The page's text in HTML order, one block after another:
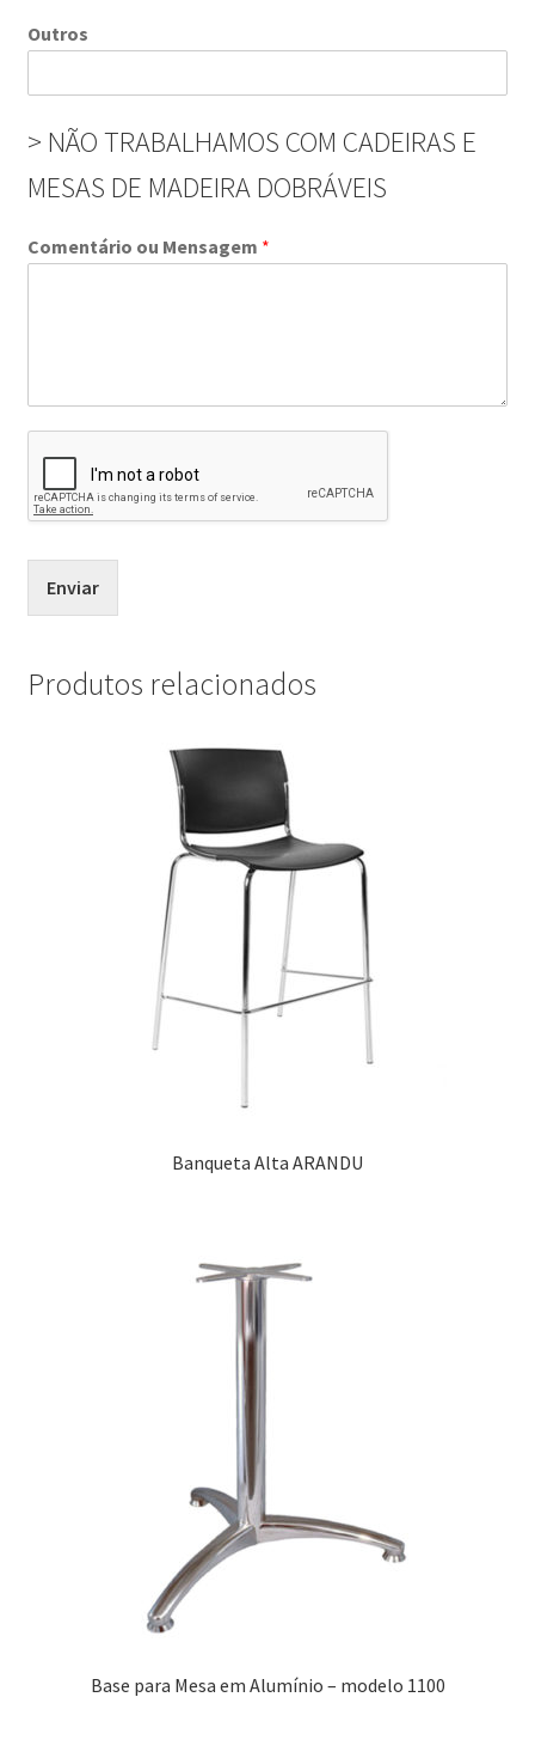
Outros
> NÃO TRABALHAMOS COM CADEIRAS E
MESAS DE MADEIRA DOBRÁVEIS
Comentário ou Mensagem *
Enviar
Produtos relacionados
Banqueta Alta ARANDU
Base para Mesa em Alumínio – modelo 1100